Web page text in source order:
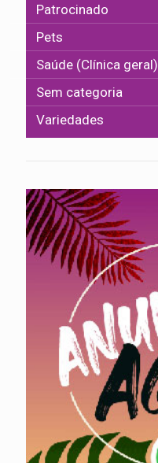
Patrocinado
Pets
Saúde (Clínica geral)
Sem categoria
Variedades